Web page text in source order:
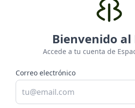
Bienvenido al
Accede a tu cuenta de
Correo electrónico